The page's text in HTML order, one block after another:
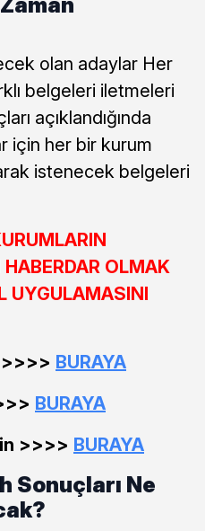
olan adaylar Her
belgeleri iletmeleri
açıklandığında
için her bir kurum
istenecek belgeleri
OLMAK
UYGULAMASINI
BURAYA
BURAYA
>>>> BURAYA
Sonuçları Ne